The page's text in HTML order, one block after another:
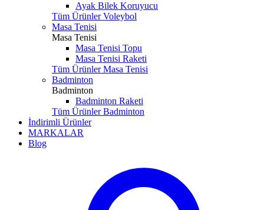
Ayak Bilek Koruyucu
Tüm Ürünler Voleybol
Masa Tenisi
Masa Tenisi
Masa Tenisi Topu
Masa Tenisi Raketi
Tüm Ürünler Masa Tenisi
Badminton
Badminton
Badminton Raketi
Tüm Ürünler Badminton
İndirimli Ürünler
MARKALAR
Blog